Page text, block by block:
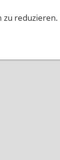
zu reduzieren.